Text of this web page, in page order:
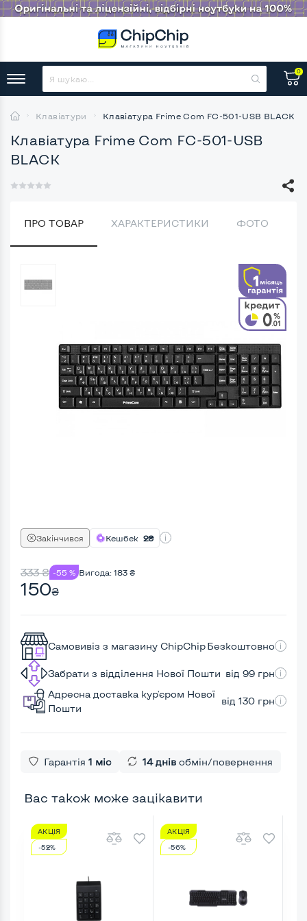
0
Клавіатури Клавіатура Frime Com FC-501-USB BLACK
Клавіатура Frime Com FC-501-USB
BLACK
ПРО ТОВАР ХАРАКТЕРИСТИКИ ФОТО
Закінчився Кешбек 2₴
333₴ -55 % Вигода: 183 ₴
150₴
Самовивіз з магазину ChipChipБезкоштовно
Забрати з відділення Нової Пошти від 99 грн
Адресна доставка кур'єром Нової
Пошти
від 130 грн
Гарантія 1 міс 14 днів обмін/повернення
Вас також може зацікавити
АКЦІЯ
-52%
АКЦІЯ
-56%